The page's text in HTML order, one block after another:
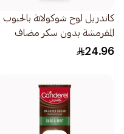
كاندريل لوح شوكولاتة بالحبوب
المقرمشة بدون سكر مضاف
100جرام
24.96